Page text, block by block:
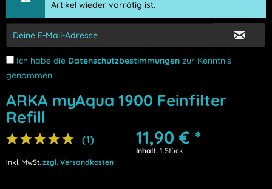
Artikel wieder vorrätig ist.
Ich habe die Datenschutzbestimmungen zur Kenntnis
genommen.
ARKA myAqua 1900 Feinfilter
Refill
(1) 11,90 € *
Inhalt: 1 Stück
inkl. MwSt. zzgl. Versandkosten